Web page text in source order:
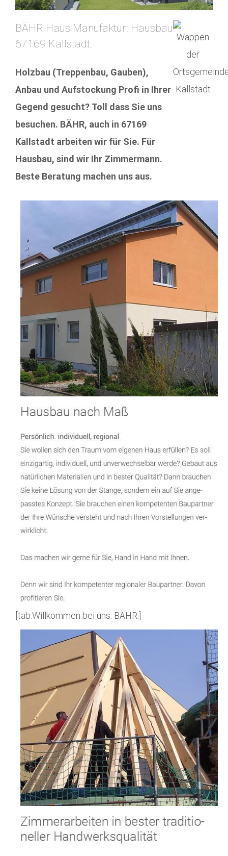
BÄHR Haus Manufaktur: Hausbau
67169 Kallstadt.
Holzbau (Treppenbau, Gauben),
Anbau und Aufstockung Profi in Ihrer
Gegend gesucht? Toll dass Sie uns
besuchen. BÄHR, auch in 67169
Kallstadt arbeiten wir für Sie. Für
Hausbau, sind wir Ihr Zimmermann.
Beste Beratung machen uns aus.
[tab:Willkommen bei uns. BÄHR.]